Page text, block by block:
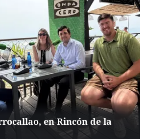
en Rincón de la